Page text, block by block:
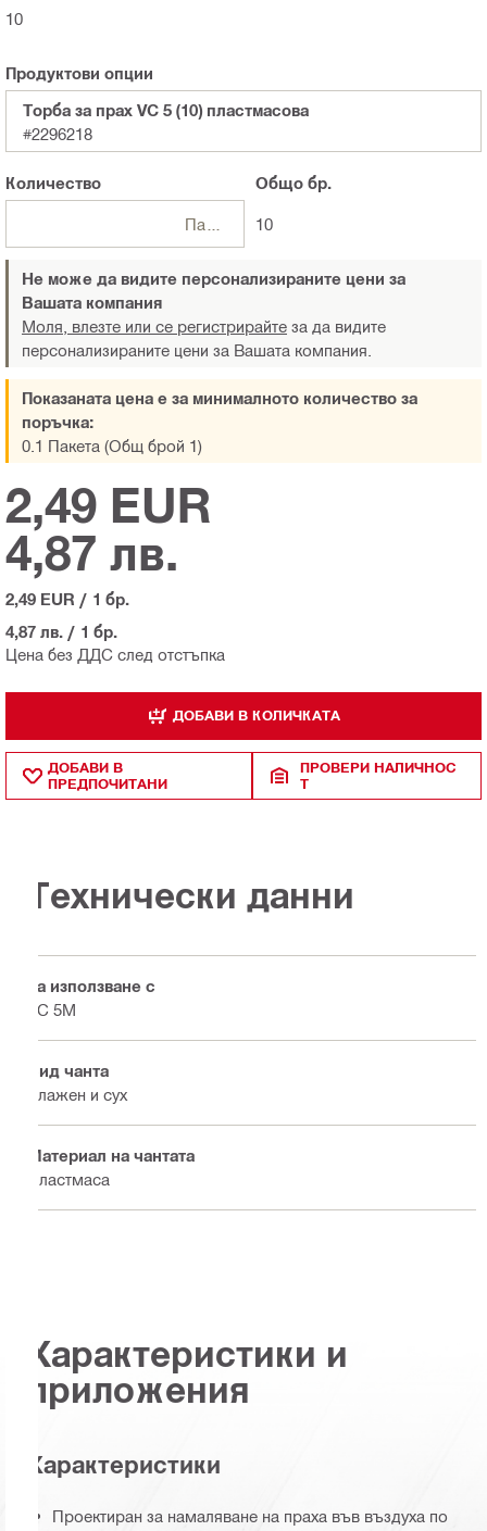
10
Продуктови опции
Торба за прах VC 5 (10) пластмасова
#2296218
Количество Общо бр.
10
Не може да видите персонализираните цени за
Вашата компания
Моля, влезте или се регистрирайте за да видите
персонализираните цени за Вашата компания.
Показаната цена е за минималното количество за
поръчка:
0.1 Пакета (Общ брой 1)
Цена без ДДС след отстъпка
2,49 EUR
4,87 лв.
2,49 EUR / 1 бр.
4,87 лв. / 1 бр.
ДОБАВИ В КОЛИЧКАТА
ДОБАВИ В
ПРЕДПОЧИТАНИ
ПРОВЕРИ НАЛИЧНОС
Т
Технически данни
За използване с
VC 5M
Вид чанта
Влажен и сух
Материал на чантата
Пластмаса
Характеристики и
приложения
Характеристики
Проектиран за намаляване на праха във въздуха по